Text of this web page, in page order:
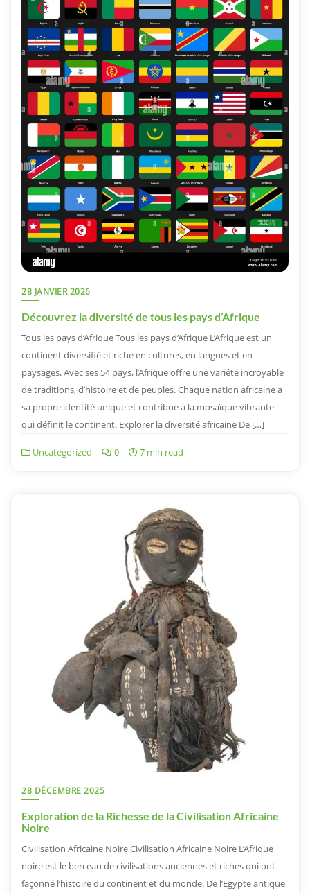
28 JANVIER 2026
Découvrez la diversité de tous les pays d’Afrique
Tous les pays d’Afrique Tous les pays d’Afrique L’Afrique est un
continent diversifié et riche en cultures, en langues et en
paysages. Avec ses 54 pays, l’Afrique offre une variété incroyable
de traditions, d’histoire et de peuples. Chaque nation africaine a
sa propre identité unique et contribue à la mosaïque vibrante
qui définit le continent. Explorer la diversité africaine De […]
Uncategorized 0 7 min read
28 DÉCEMBRE 2025
Exploration de la Richesse de la Civilisation Africaine
Noire
Civilisation Africaine Noire Civilisation Africaine Noire L’Afrique
noire est le berceau de civilisations anciennes et riches qui ont
façonné l’histoire du continent et du monde. De l’Egypte antique